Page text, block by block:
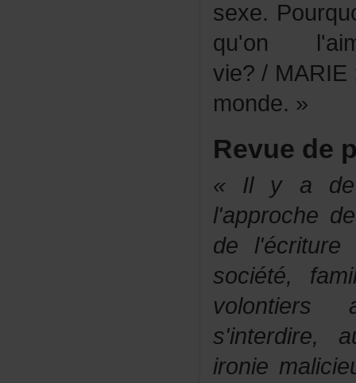
vie?/
monde.»